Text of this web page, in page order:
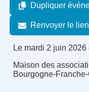
Dupliquer
Renvoyer le
Le mardi 2 juin
Maison des
Bourgogne-